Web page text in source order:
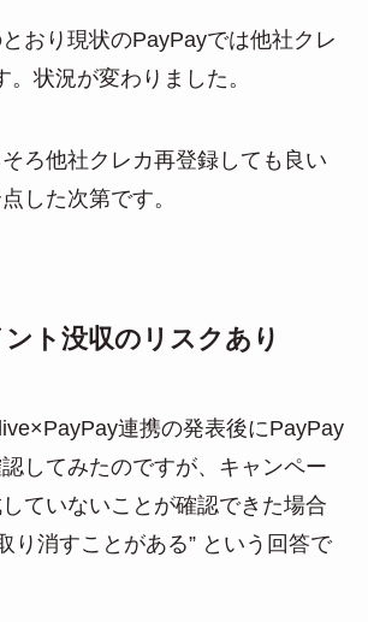
おり現状のPayPayでは他社クレ
。状況が変わりました。
ろ他社クレカ再登録しても良い
した次第です。
ト没収のリスクあり
連携の発表後にPayPay
してみたのですが、キャンペー
ていないことが確認できた場合
り消すことがある” という回答で